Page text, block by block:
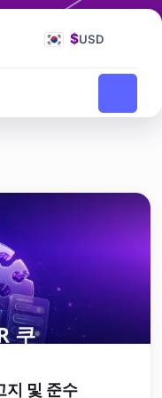
$USD
지 및 준수